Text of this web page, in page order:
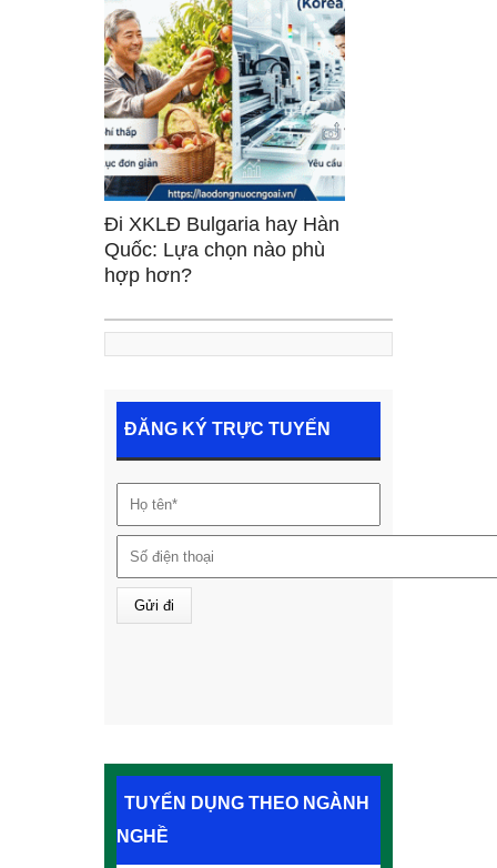
Đi XKLĐ Bulgaria hay Hàn
Quốc: Lựa chọn nào phù
hợp hơn?
ĐĂNG KÝ TRỰC TUYẾN
TUYỂN DỤNG THEO NGÀNH
NGHỀ